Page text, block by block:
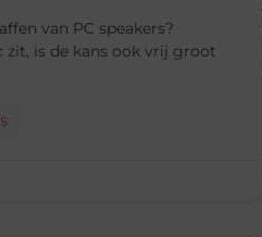
van PC speakers?
zit, is de kans ook vrij groot